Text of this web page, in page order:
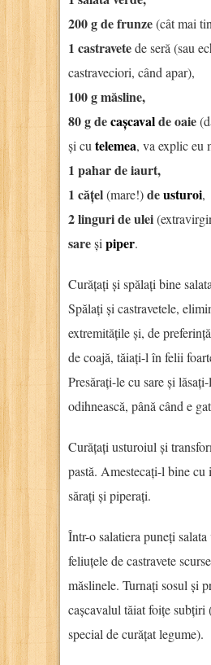
200 g de frunze(cât mai
1 castravetede seră (sau
castraveciori, când apar),
100 g măsline,
80 g decașcavalde oaie
și cutelemea, va explic eu
1 pahar de iaurt,
1 cățel(mare!)deusturoi,
2 linguri de ulei
sareșipiper.
Curățați și spălați bine
Spălați și castravetele,
extremitățile și, de
de coajă, tăiați-l în felii
Presărați-le cu sare și lăsați-
odihnească, până când e
Curățați usturoiul și
pastă. Amestecați-l bine
sărați și piperați.
Într-o salatiera puneți salata
feliuțele de castravete
măslinele. Turnați sosul și
cașcavalul tăiat foițe subțiri
special de curățat legume).